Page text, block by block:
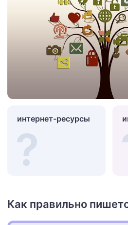
интернет-ресурсы
Как правильно